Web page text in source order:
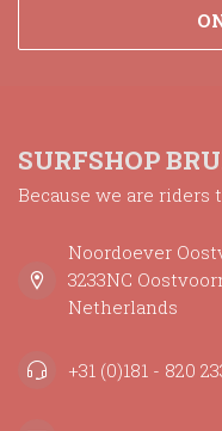
SURFSHOP
Because we are riders
Noordoever
3233NC
Netherlands
+31 (0)181 - 820